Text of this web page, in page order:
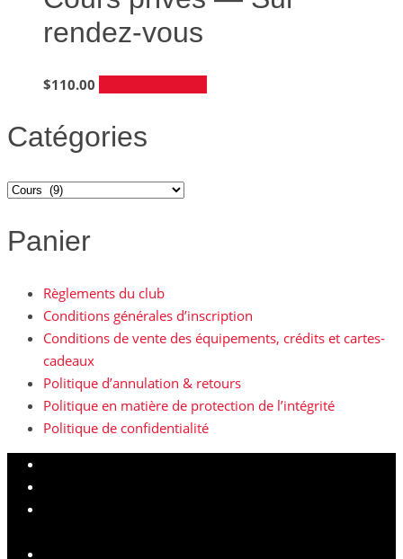
rendez-vous
$110.00
Catégories
Panier
Règlements du club
Conditions générales d’inscription
Conditions de vente des équipements, crédits et cartes-
cadeaux
Politique d’annulation & retours
Politique en matière de protection de l’intégrité
Politique de confidentialité